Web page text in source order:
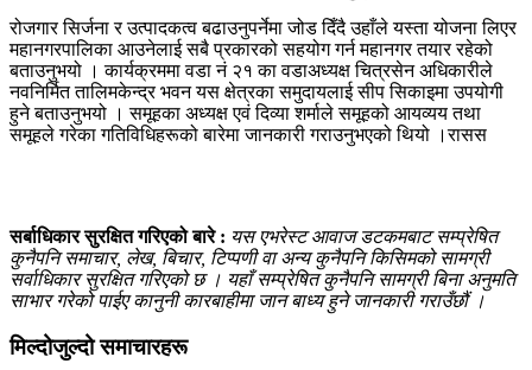
रोजगार सिर्जना र उत्पादकत्व बढाउनुपर्नेमा जोड दिँदै उहाँले यस्ता योजना लिएर
महानगरपालिका आउनेलाई सबै प्रकारको सहयोग गर्न महानगर तयार रहेको
बताउनुभयो । कार्यक्रममा वडा नं २१ का वडाअध्यक्ष चित्रसेन अधिकारीले
नवनिर्मित तालिमकेन्द्र भवन यस क्षेत्रका समुदायलाई सीप सिकाइमा उपयोगी
हुने बताउनुभयो । समूहका अध्यक्ष एवं दिव्या शर्माले समूहको आयव्यय तथा
समूहले गरेका गतिविधिहरूको बारेमा जानकारी गराउनुभएको थियो ।रासस
सर्बाधिकार सुरक्षित गरिएको बारे : यस एभरेस्ट आवाज डटकमबाट सम्प्रेषित
कुनैपनि समाचार, लेख, बिचार, टिप्पणी वा अन्य कुनैपनि किसिमको सामग्री
सर्वाधिकार सुरक्षित गरिएको छ । यहाँ सम्प्रेषित कुनैपनि सामग्री बिना अनुमति
साभार गरेको पाईए कानुनी कारबाहीमा जान बाध्य हुने जानकारी गराउँछौं ।
मिल्दोजुल्दो समाचारहरू